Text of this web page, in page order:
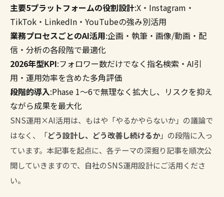
主要5プラットフォームの役割設計:X・Instagram・
TikTok・LinkedIn・YouTubeの強み別活用
業務プロセスごとのAI活用:企画・執筆・画像/動画・配
信・分析の各段階で最適化
2026年型KPI:フォロワー数だけでなく指名検索・AI引
用・運用効率を含めた多角評価
段階的導入:Phase 1〜6で無理なく拡大し、リスクを抑え
ながら成果を最大化
SNS運用×AI活用は、もはや「やるかやらないか」の議論で
はなく、「どう設計し、どう改善し続けるか」の段階に入っ
ています。本記事を起点に、各テーマの深掘り記事を順次公
開していきますので、自社のSNS運用設計にご活用くださ
い。